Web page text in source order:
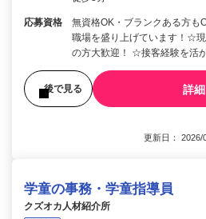
応募資格
無資格OK・ブランクある方
職場を盛り上げています！☆
の方大歓迎！ ☆接客経験を活
後で見る 詳
更新日：
学童の事務・学童指導員
クズオカ人材紹介所